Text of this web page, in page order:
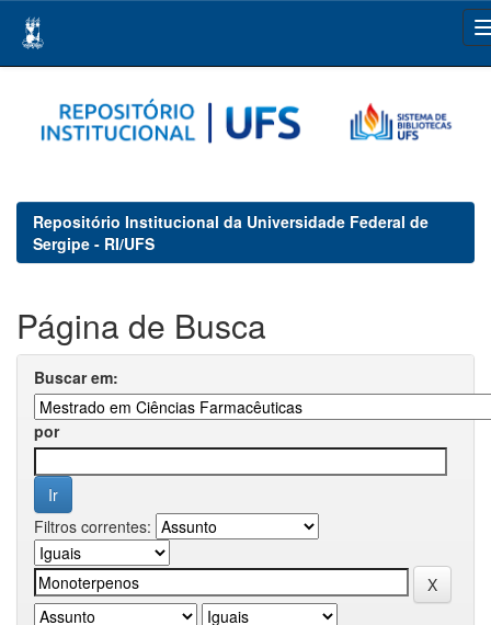
navigation
Repositório Institucional da Universidade Federal de
Sergipe - RI/UFS
Página de Busca
Buscar em:
por
Filtros correntes: